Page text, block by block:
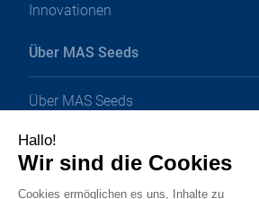
Innovationen
Über MAS Seeds
Über MAS Seeds
Karriere